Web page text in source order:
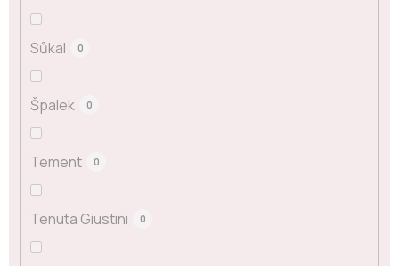
Sůkal 0
Špalek 0
Tement 0
Tenuta Giustini 0